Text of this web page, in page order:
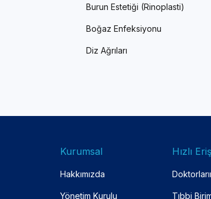
Burun Estetiği (Rinoplasti)
Boğaz Enfeksiyonu
Diz Ağrıları
Kurumsal
Hakkımızda
Yönetim Kurulu
Hızlı
Tıbbi